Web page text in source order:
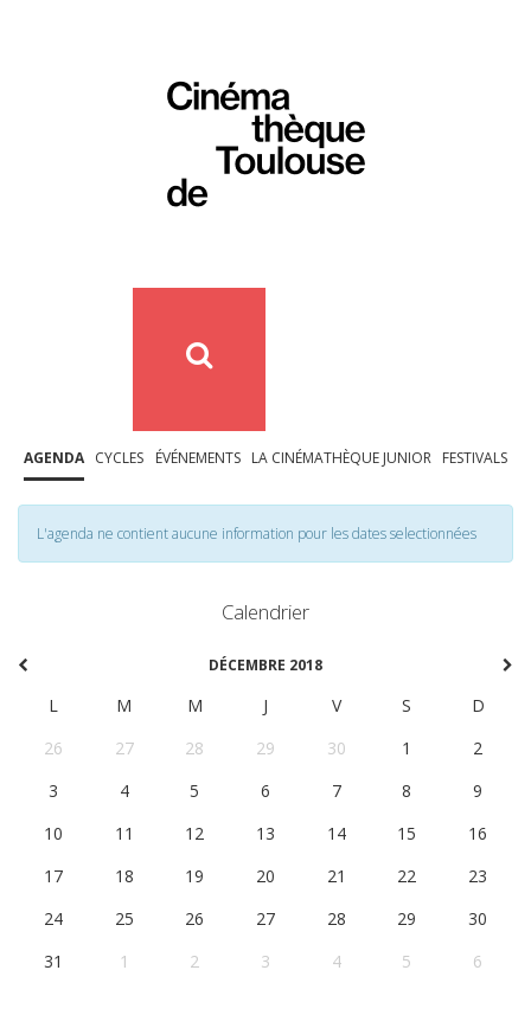
AGENDA CYCLES ÉVÉNEMENTS LA CINÉMATHÈQUE JUNIOR FESTIVALS
L'agenda ne contient aucune information pour les dates selectionnées
Calendrier
DÉCEMBRE 2018
L M M J V S
D
26
27 28 29 30 1
2
3
4 5 6 7 8
9
10
11 12 13 14 15
16
17
18 19 20 21 22
23
24
25 26 27 28 29
30
31
1 2 3 4 5 6